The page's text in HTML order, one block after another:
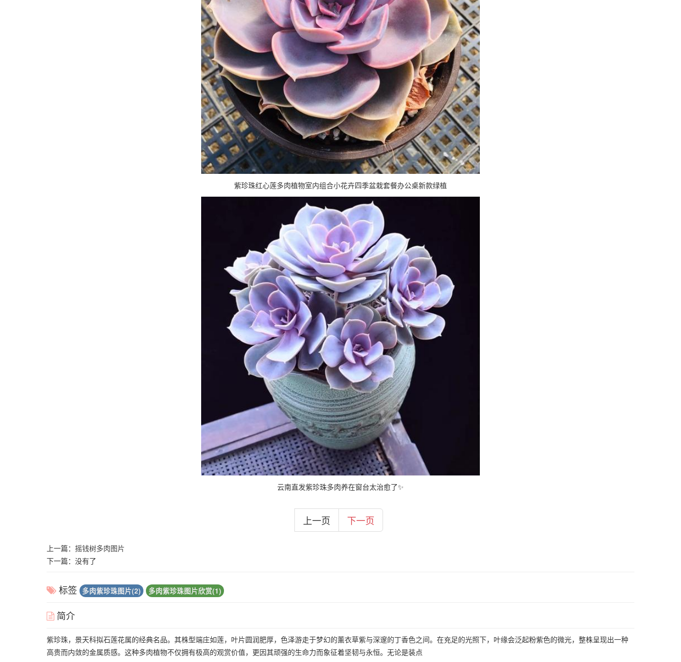
紫珍珠红心莲多肉植物室内组合小花卉四季盆栽套餐办公桌新款绿植
云南直发紫珍珠多肉养在窗台太治愈了✨
上一页 下一页
上一篇： 摇钱树多肉图片
下一篇：没有了
标签 多肉紫珍珠图片(2) 多肉紫珍珠图片欣赏(1)
简介
紫珍珠，景天科拟石莲花属的经典名品。其株型端庄如莲，叶片圆润肥厚，色泽游走于梦幻的薰衣草紫与深邃的丁香色之间。在充足的光照下，叶缘会泛起粉紫色的微光，整株呈现出一种
高贵而内敛的金属质感。这种多肉植物不仅拥有极高的观赏价值，更因其顽强的生命力而象征着坚韧与永恒。无论是装点